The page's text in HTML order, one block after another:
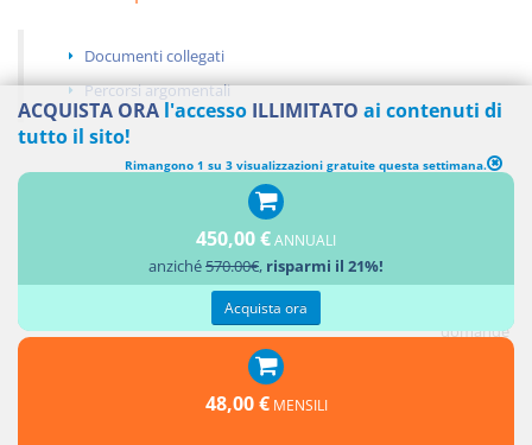
Documenti collegati
Percorsi argomentali
SEZIONE III Principi di carattere processuale (TRATTAZIONE
UNITARIA DELLE DOMANDE DI REGOLAZIONE DELLA CRISI O
domande
ACQUISTA ORA l'accesso ILLIMITATO ai contenuti di
tutto il sito!
Rimangono 1 su 3 visualizzazioni gratuite questa settimana.
450,00 €ANNUALI
anziché570.00€, risparmi il 21%!
Acquista ora
48,00 € MENSILI